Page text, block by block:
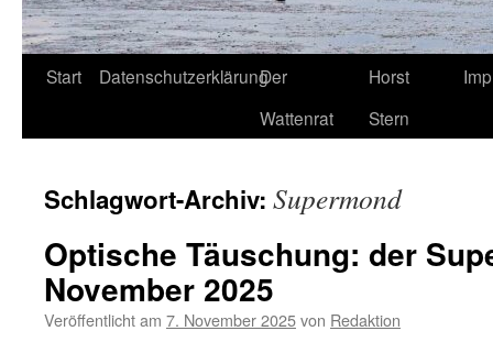
Start DatenschutzerklärungDer
Wattenrat
Horst
Stern
Schlagwort-Archiv: Supermond
Optische Täuschung: der
November 2025
Veröffentlicht am 7. November 2025von Redaktion